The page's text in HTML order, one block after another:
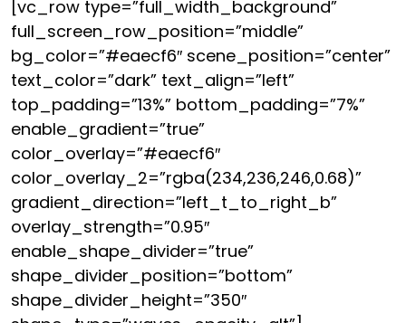
[vc_row type=”full_width_background”
full_screen_row_position=”middle”
bg_color=”#eaecf6″ scene_position=”center”
text_color=”dark” text_align=”left”
top_padding=”13%” bottom_padding=”7%”
enable_gradient=”true”
color_overlay=”#eaecf6″
color_overlay_2=”rgba(234,236,246,0.68)”
gradient_direction=”left_t_to_right_b”
overlay_strength=”0.95″
enable_shape_divider=”true”
shape_divider_position=”bottom”
shape_divider_height=”350″